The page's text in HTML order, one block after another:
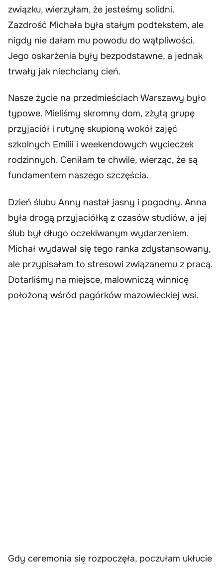
związku, wierzyłam, że jesteśmy solidni.
Zazdrość Michała była stałym podtekstem, ale
nigdy nie dałam mu powodu do wątpliwości.
Jego oskarżenia były bezpodstawne, a jednak
trwały jak niechciany cień.
Nasze życie na przedmieściach Warszawy było
typowe. Mieliśmy skromny dom, zżytą grupę
przyjaciół i rutynę skupioną wokół zajęć
szkolnych Emilii i weekendowych wycieczek
rodzinnych. Ceniłam te chwile, wierząc, że są
fundamentem naszego szczęścia.
Dzień ślubu Anny nastał jasny i pogodny. Anna
była drogą przyjaciółką z czasów studiów, a jej
ślub był długo oczekiwanym wydarzeniem.
Michał wydawał się tego ranka zdystansowany,
ale przypisałam to stresowi związanemu z pracą.
Dotarliśmy na miejsce, malowniczą winnicę
położoną wśród pagórków mazowieckiej wsi.
Gdy ceremonia się rozpoczęła, poczułam ukłucie